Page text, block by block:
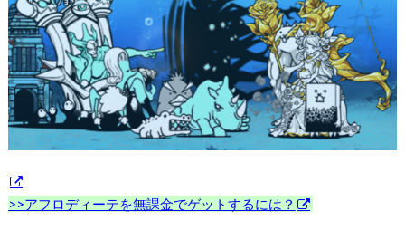
>>アフロディーテを無課金でゲットするには？